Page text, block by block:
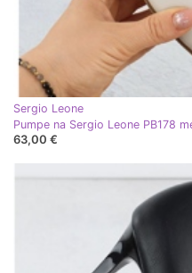
Sergio Leone
Pumpe na Sergio Leone PB178
63,00 €